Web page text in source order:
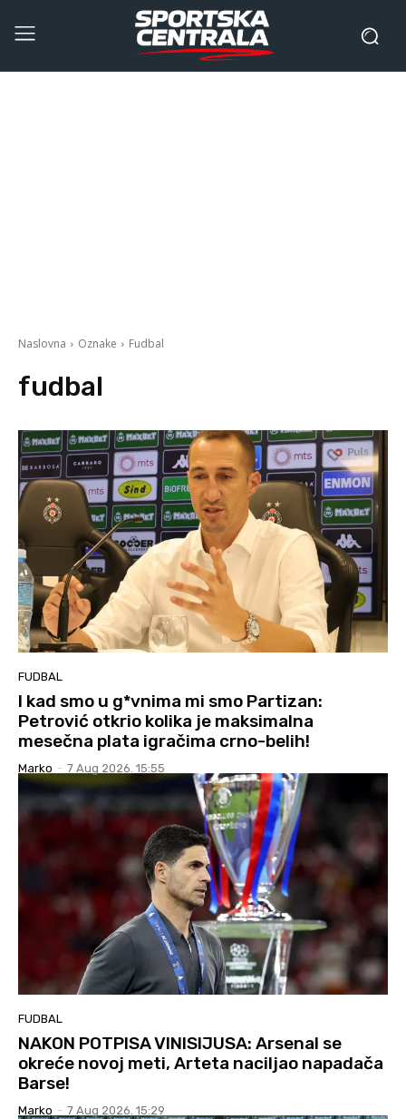
Naslovna Oznake Fudbal
fudbal
FUDBAL
I kad smo u g*vnima mi smo Partizan:
Petrović otkrio kolika je maksimalna
mesečna plata igračima crno-belih!
Marko - 7 Aug 2026. 15:55
FUDBAL
NAKON POTPISA VINISIJUSA: Arsenal se
okreće novoj meti, Arteta naciljao napadača
Barse!
Marko - 7 Aug 2026. 15:29